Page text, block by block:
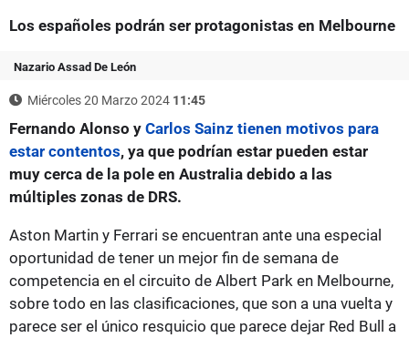
Los españoles podrán ser protagonistas en Melbourne
Nazario Assad De León
Miércoles 20 Marzo 2024 11:45
Fernando Alonso y Carlos Sainz tienen motivos para
estar contentos, ya que podrían estar pueden estar
muy cerca de la pole en Australia debido a las
múltiples zonas de DRS.
Aston Martin y Ferrari se encuentran ante una especial
oportunidad de tener un mejor fin de semana de
competencia en el circuito de Albert Park en Melbourne,
sobre todo en las clasificaciones, que son a una vuelta y
parece ser el único resquicio que parece dejar Red Bull a